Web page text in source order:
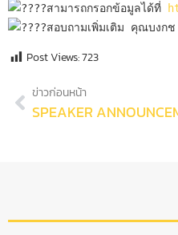
สามารถกรอกข้อมูลได้ที่
สอบถามเพิ่มเติม คุณบง
Post Views:723
ข่าวก่อนหน้า
SPEAKER